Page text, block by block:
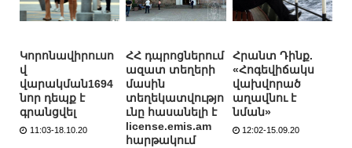
Կորոնավիրուսո
վ
վարակման1694
նոր դեպք է
գրանցվել
11:03-18.10.20
ՀՀ դպրոցներում
ազատ տեղերի
մասին
տեղեկատվությո
ւնը հասանելի է
license.emis.am
հարթակում
Հրանտ Դինք.
«Հոգեվիճակս
վախվորած
աղավնու է
նման»
12:02-15.09.20